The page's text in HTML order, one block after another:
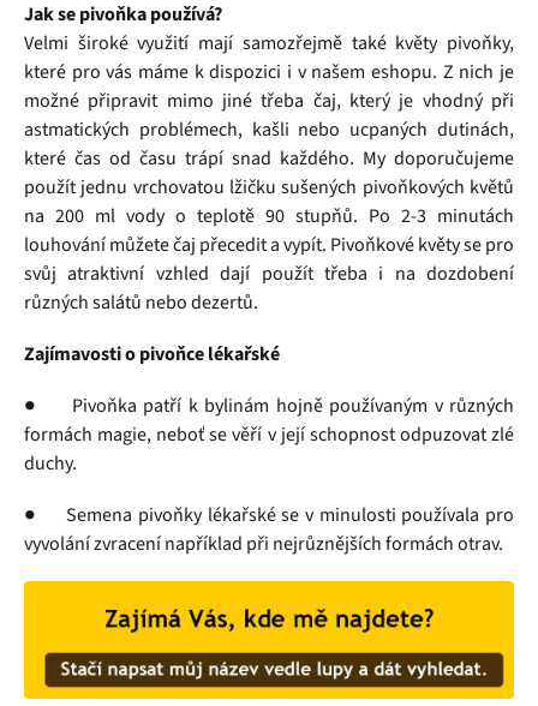
Jak se pivoňka používá?
Velmi široké využití mají samozřejmě také květy pivoňky,
které pro vás máme k dispozici i v našem eshopu. Z nich je
možné připravit mimo jiné třeba čaj, který je vhodný při
astmatických problémech, kašli nebo ucpaných dutinách,
které čas od času trápí snad každého. My doporučujeme
použít jednu vrchovatou lžičku sušených pivoňkových květů
na 200 ml vody o teplotě 90 stupňů. Po 2-3 minutách
louhování můžete čaj přecedit a vypít. Pivoňkové květy se pro
svůj atraktivní vzhled dají použít třeba i na dozdobení
různých salátů nebo dezertů.
Zajímavosti o pivoňce lékařské
● Pivoňka patří k bylinám hojně používaným v různých
formách magie, neboť se věří v její schopnost odpuzovat zlé
duchy.
● Semena pivoňky lékařské se v minulosti používala pro
vyvolání zvracení například při nejrůznějších formách otrav.